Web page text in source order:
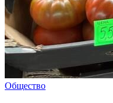
Общество